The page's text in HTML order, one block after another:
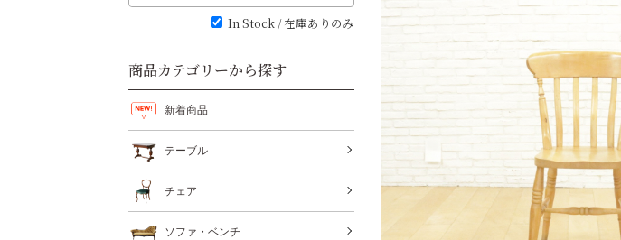
In Stock / 在庫ありのみ
商品カテゴリーから探す
新着商品
テーブル
チェア
ソファ・ベンチ